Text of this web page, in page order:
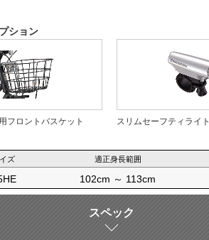
ション
フロントバスケット スリムセーフティライト
ズ 適正身長範囲
102cm ～ 113cm
スペック